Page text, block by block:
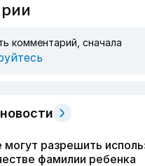
комментарий, сначала
могут разрешить
фамилии ребенка